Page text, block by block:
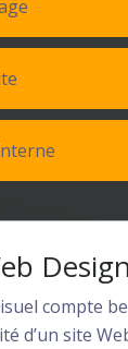
Design
compte
d’un site